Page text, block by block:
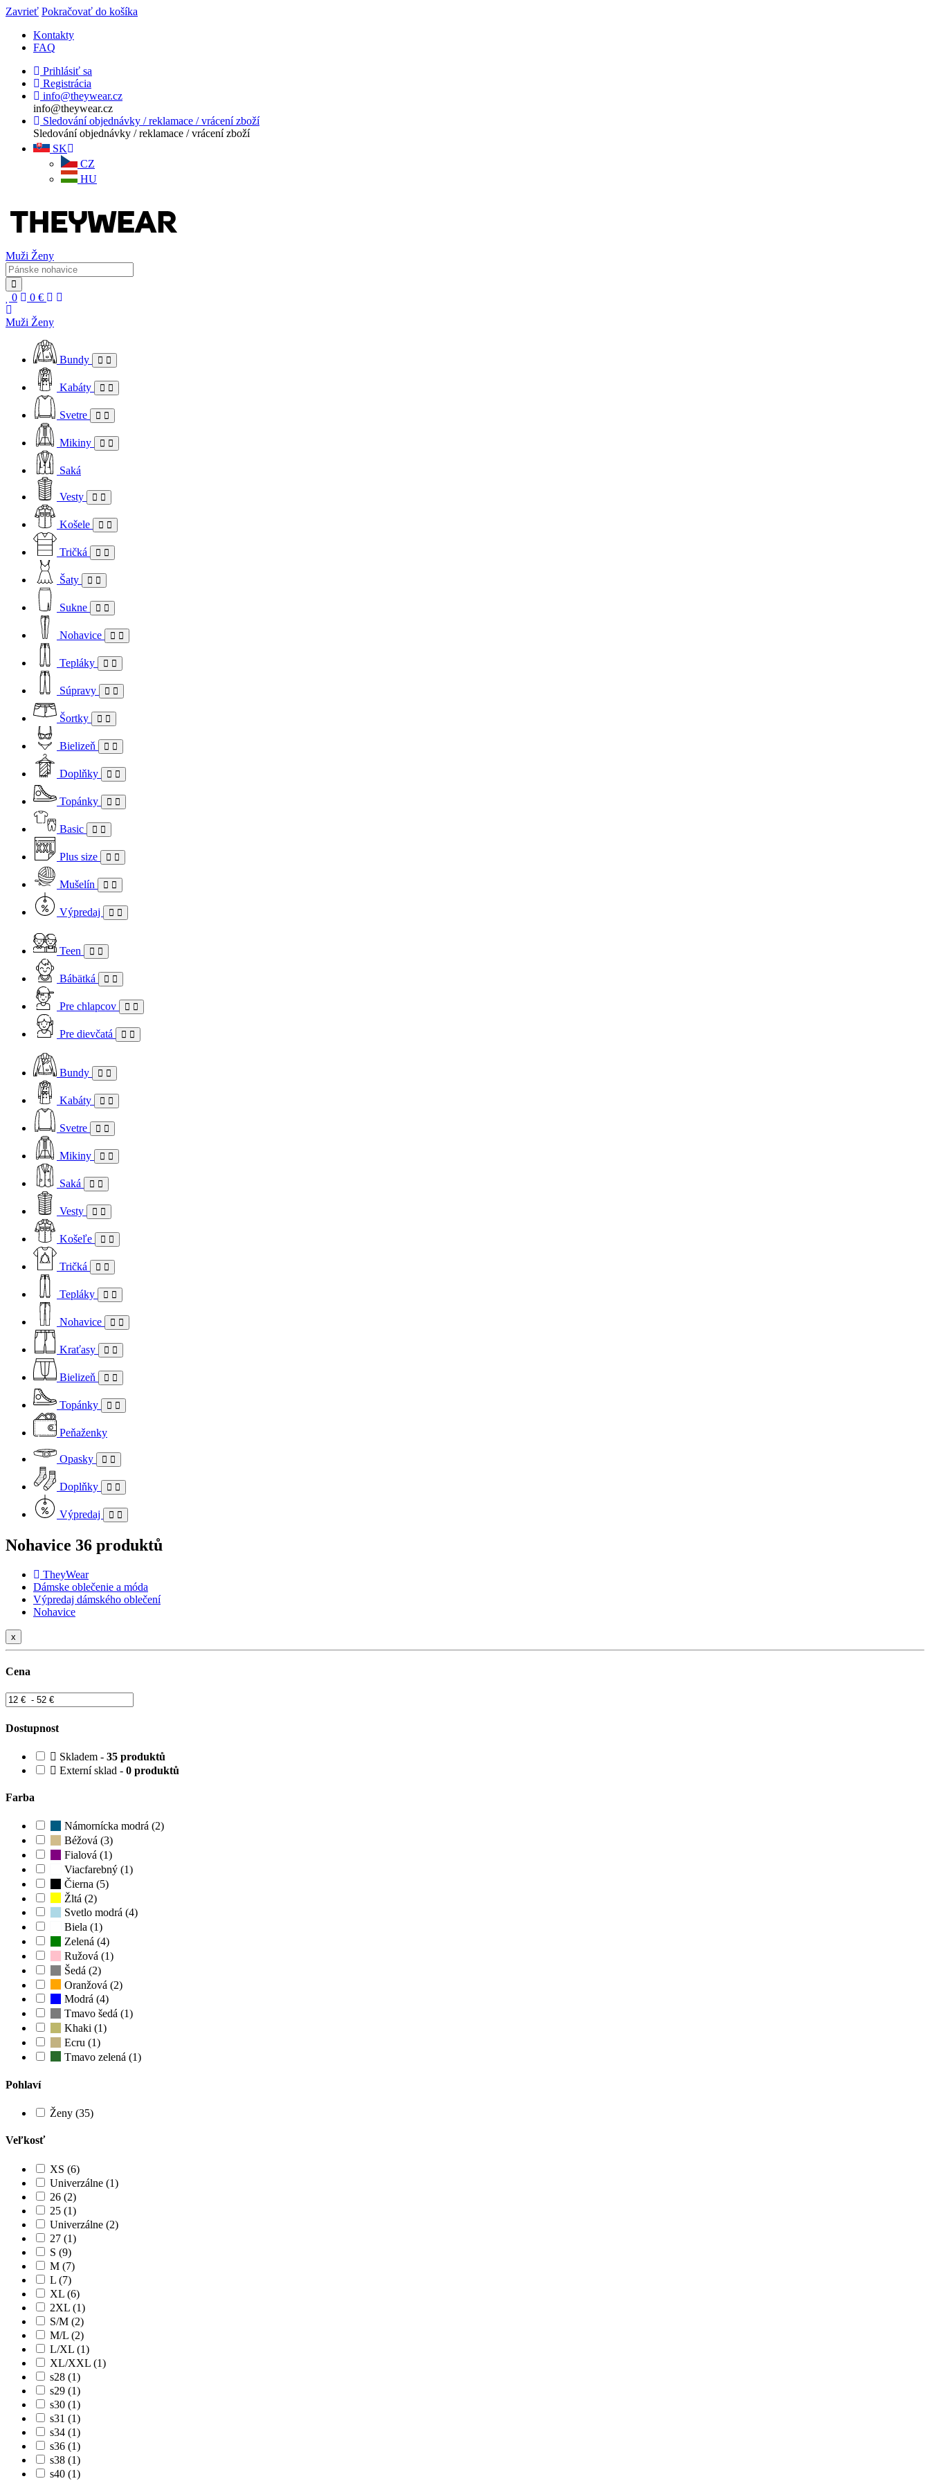
Zavrieť Pokračovať do košíka
Kontakty
FAQ
Prihlásiť sa
Registrácia
info@theywear.cz
info@theywear.cz
Sledování objednávky / reklamace / vrácení zboží
Sledování objednávky / reklamace / vrácení zboží
SK
CZ
HU
Muži Ženy
0 0 €
Muži Ženy
Bundy
Kabáty
Svetre
Mikiny
Saká
Vesty
Košele
Tričká
Šaty
Sukne
Nohavice
Tepláky
Súpravy
Šortky
Bielizeň
Doplňky
Topánky
Basic
Plus size
Mušelín
Výpredaj
Teen
Bábätká
Pre chlapcov
Pre dievčatá
Bundy
Kabáty
Svetre
Mikiny
Saká
Vesty
Košeľe
Tričká
Tepláky
Nohavice
Kraťasy
Bielizeň
Topánky
Peňaženky
Opasky
Doplňky
Výpredaj
Nohavice 36 produktů
TheyWear
Dámske oblečenie a móda
Výpredaj dámského oblečení
Nohavice
x
Cena
Dostupnost
Skladem - 35 produktů
Externí sklad - 0 produktů
Farba
Námornícka modrá (2)
Béžová (3)
Fialová (1)
Viacfarebný (1)
Čierna (5)
Žltá (2)
Svetlo modrá (4)
Biela (1)
Zelená (4)
Ružová (1)
Šedá (2)
Oranžová (2)
Modrá (4)
Tmavo šedá (1)
Khaki (1)
Ecru (1)
Tmavo zelená (1)
Pohlaví
Ženy (35)
Veľkosť
XS (6)
Univerzálne (1)
26 (2)
25 (1)
Univerzálne (2)
27 (1)
S (9)
M (7)
L (7)
XL (6)
2XL (1)
S/M (2)
M/L (2)
L/XL (1)
XL/XXL (1)
s28 (1)
s29 (1)
s30 (1)
s31 (1)
s34 (1)
s36 (1)
s38 (1)
s40 (1)